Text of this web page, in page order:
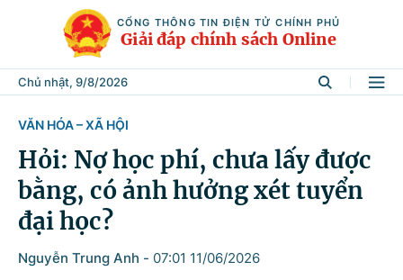
CỔNG THÔNG TIN ĐIỆN TỬ CHÍNH PHỦ
Giải đáp chính sách Online
Chủ nhật, 9/8/2026
Tìm kiếm
Từ khóa
Tìm trong
VĂN HÓA – XÃ HỘI
Hỏi: Nợ học phí, chưa lấy được
bằng, có ảnh hưởng xét tuyển
đại học?
Nguyễn Trung Anh - 07:01 11/06/2026